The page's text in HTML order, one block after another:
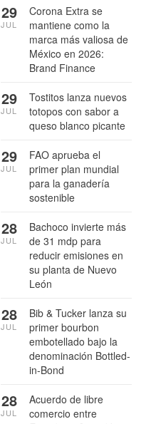
Corona Extra se
mantiene como la
marca más valiosa de
México en 2026:
Brand Finance
29
JUL
Tostitos lanza nuevos
totopos con sabor a
queso blanco picante
29
JUL
FAO aprueba el
primer plan mundial
para la ganadería
sostenible
29
JUL
Bachoco invierte más
de 31 mdp para
reducir emisiones en
su planta de Nuevo
León
28
JUL
Bib & Tucker lanza su
primer bourbon
embotellado bajo la
denominación Bottled-
in-Bond
28
JUL
Acuerdo de libre
comercio entre
28
JUL